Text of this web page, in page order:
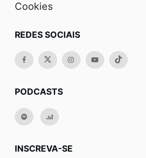
Cookies
REDES SOCIAIS
PODCASTS
INSCREVA-SE